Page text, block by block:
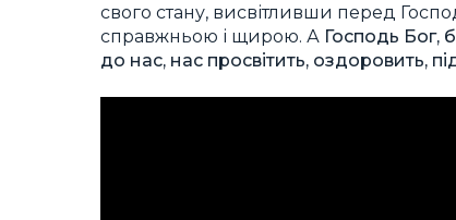
свого стану, висвітливши перед
справжньою і щирою. А Господь Бог,
до нас, нас просвітить, оздоровить,